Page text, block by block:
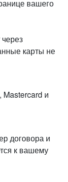
вашего
карты не
и
договора и
к вашему